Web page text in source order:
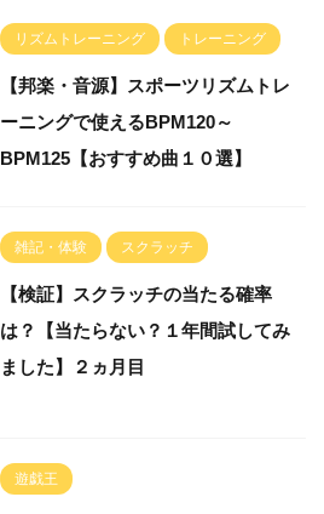
リズムトレーニング トレーニング
【邦楽・音源】スポーツリズムトレ
ーニングで使えるBPM120～
BPM125【おすすめ曲１０選】
雑記・体験 スクラッチ
【検証】スクラッチの当たる確率
は？【当たらない？１年間試してみ
ました】２ヵ月目
遊戯王